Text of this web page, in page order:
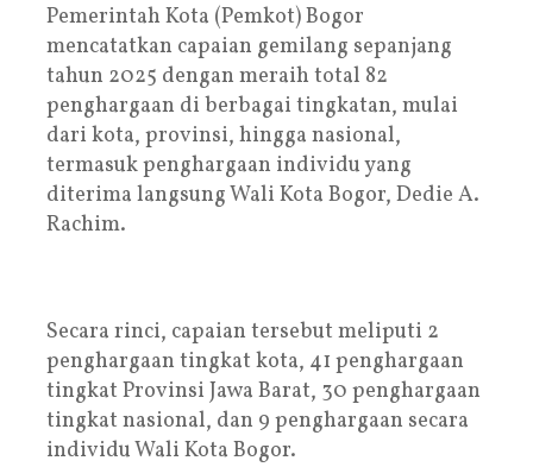
Pemerintah Kota (Pemkot) Bogor
mencatatkan capaian gemilang sepanjang
tahun 2025 dengan meraih total 82
penghargaan di berbagai tingkatan, mulai
dari kota, provinsi, hingga nasional,
termasuk penghargaan individu yang
diterima langsung Wali Kota Bogor, Dedie A.
Rachim.
Secara rinci, capaian tersebut meliputi 2
penghargaan tingkat kota, 41 penghargaan
tingkat Provinsi Jawa Barat, 30 penghargaan
tingkat nasional, dan 9 penghargaan secara
individu Wali Kota Bogor.